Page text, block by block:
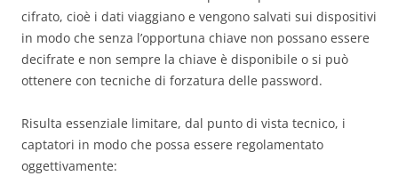
cifrato, cioè i dati viaggiano e vengono salvati sui dispositivi
in modo che senza l’opportuna chiave non possano essere
decifrate e non sempre la chiave è disponibile o si può
ottenere con tecniche di forzatura delle password.
Risulta essenziale limitare, dal punto di vista tecnico, i
captatori in modo che possa essere regolamentato
oggettivamente: